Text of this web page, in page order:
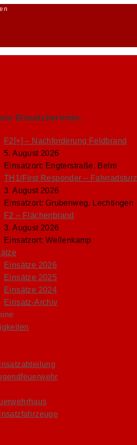
Einsatzberichte:
F2[+] – Nachforderung Feldbrand
5. August 2026
Einsatzort: Engterstraße, Belm
TH1/First Responder – Fahrradsturz
3. August 2026
Einsatzort: Grubenweg, Lechtingen
F2 – Flächenbrand
3. August 2026
Einsatzort: Wellenkamp
Einsätze 2026
Einsätze 2025
Einsätze 2024
Einsatz-Archiv